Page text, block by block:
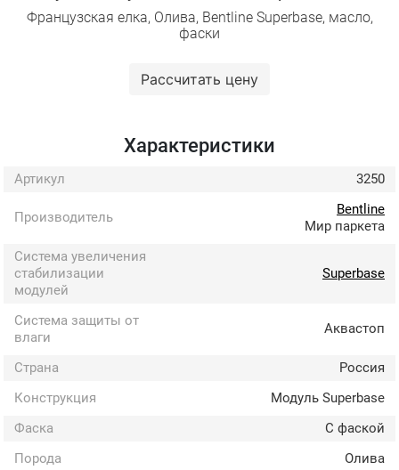
Французская елка, Олива, Bentline Superbase, масло,
фаски
Рассчитать цену
Характеристики
Артикул 3250
Производитель
Bentline
Мир паркета
Система увеличения
стабилизации
модулей
Superbase
Система защиты от
влаги
Аквастоп
Страна
Россия
Конструкция
Модуль Superbase
Фаска
С фаской
Порода
Олива